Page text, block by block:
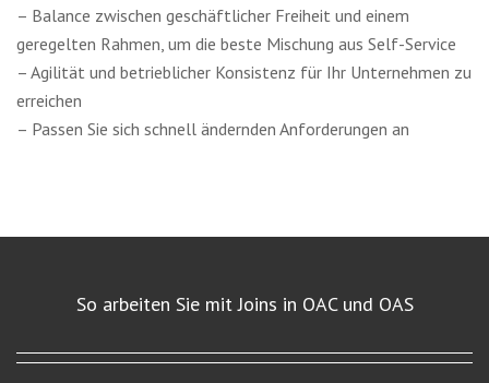
– Balance zwischen geschäftlicher Freiheit und einem
geregelten Rahmen, um die beste Mischung aus Self-Service
– Agilität und betrieblicher Konsistenz für Ihr Unternehmen zu
erreichen
– Passen Sie sich schnell ändernden Anforderungen an
So arbeiten Sie mit Joins in OAC und OAS